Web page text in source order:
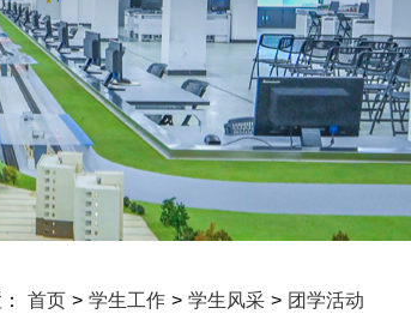
首页 > 学生工作 > 学生风采 > 团学活动